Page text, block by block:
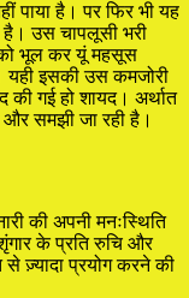
पाया है। पर फिर भी यह
उस चापलूसी भरी
को भूल कर यूं महसूस
यही इसकी उस कमजोरी
गई हो शायद। अर्थात
और समझी जा रही है।
की अपनी मनःस्थिति
के प्रति रुचि और
ज़्यादा प्रयोग करने की